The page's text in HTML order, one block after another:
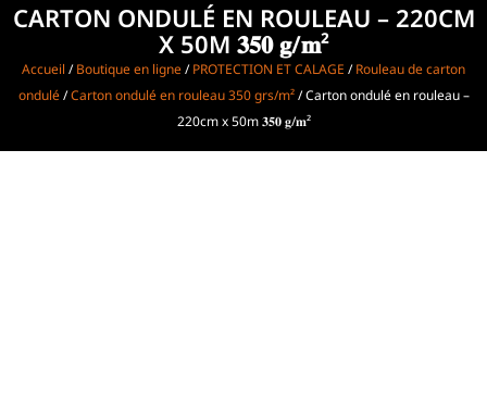
CARTON ONDULÉ EN ROULEAU – 220CM
X 50M 𝟑𝟓𝟎 𝐠/𝐦²
Accueil /Boutique en ligne/PROTECTION ET CALAGE /Rouleau de carton
ondulé/Carton ondulé en rouleau 350 grs/m²/ Carton ondulé en rouleau –
220cm x 50m 𝟑𝟓𝟎 𝐠/𝐦²